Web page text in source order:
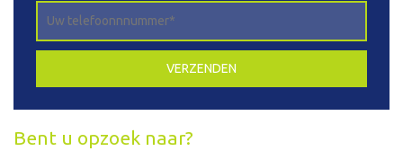
Bent u opzoek naar?